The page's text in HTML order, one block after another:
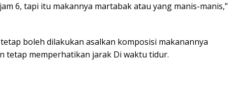
6, tapi itu makannya martabak atau yang manis-manis,”
boleh dilakukan asalkan komposisi makanannya
tetap memperhatikan jarak Di waktu tidur.